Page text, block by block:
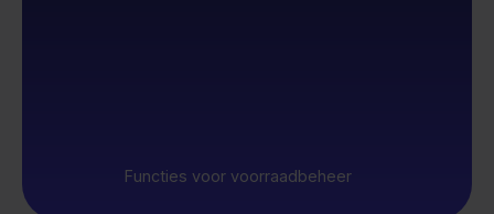
Functies voor voorraadbeheer